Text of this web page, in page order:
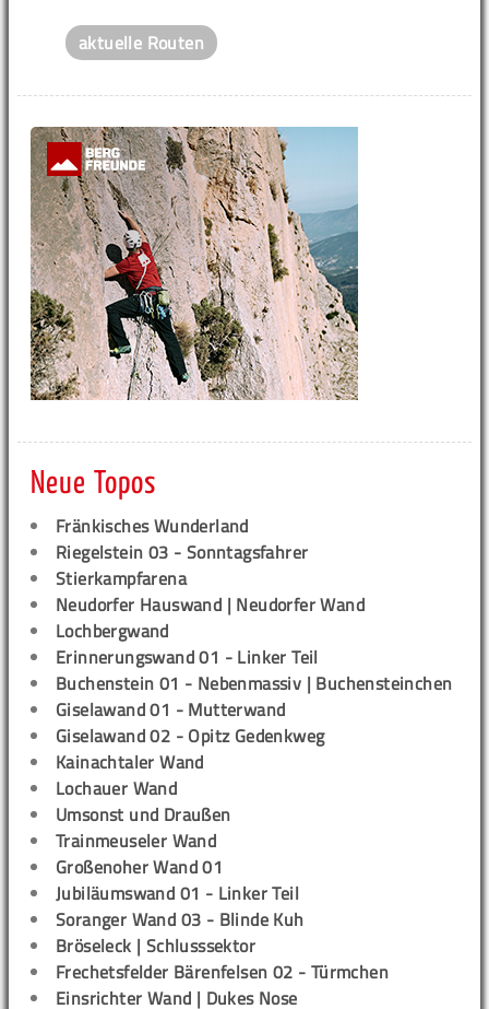
aktuelle Routen
Neue Topos
Fränkisches Wunderland
Riegelstein 03 - Sonntagsfahrer
Stierkampfarena
Neudorfer Hauswand | Neudorfer Wand
Lochbergwand
Erinnerungswand 01 - Linker Teil
Buchenstein 01 - Nebenmassiv | Buchensteinchen
Giselawand 01 - Mutterwand
Giselawand 02 - Opitz Gedenkweg
Kainachtaler Wand
Lochauer Wand
Umsonst und Draußen
Trainmeuseler Wand
Großenoher Wand 01
Jubiläumswand 01 - Linker Teil
Soranger Wand 03 - Blinde Kuh
Bröseleck | Schlusssektor
Frechetsfelder Bärenfelsen 02 - Türmchen
Einsrichter Wand | Dukes Nose